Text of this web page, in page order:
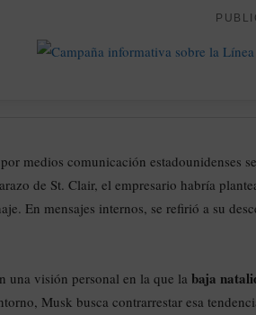
medios comunicación estadounidenses
de St. Clair, el empresario habría
En mensajes internos, se refirió a su
una visión personal en la que la baja
Musk busca contrarrestar esa